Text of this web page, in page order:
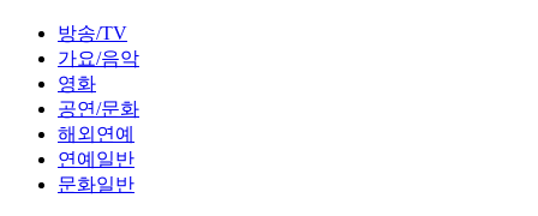
방송/TV
가요/음악
영화
공연/문화
해외연예
연예일반
문화일반